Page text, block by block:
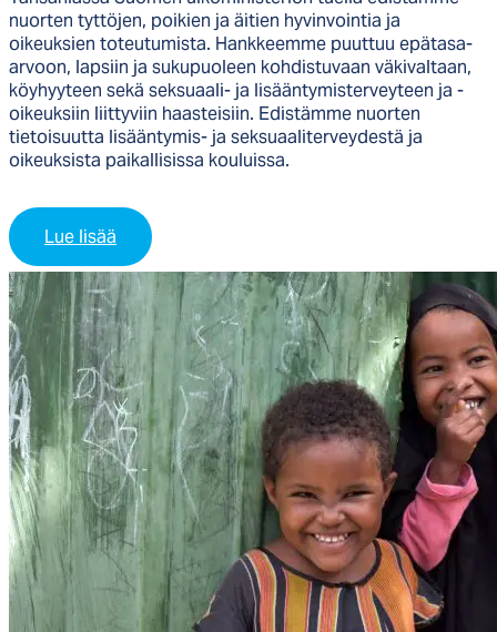
nuorten tyttöjen, poikien ja äitien hyvinvointia ja
oikeuksien toteutumista. Hankkeemme puuttuu epätasa-
arvoon, lapsiin ja sukupuoleen kohdistuvaan väkivaltaan,
köyhyyteen sekä seksuaali- ja lisääntymisterveyteen ja -
oikeuksiin liittyviin haasteisiin. Edistämme nuorten
tietoisuutta lisääntymis- ja seksuaaliterveydestä ja
oikeuksista paikallisissa kouluissa.
Lue lisää